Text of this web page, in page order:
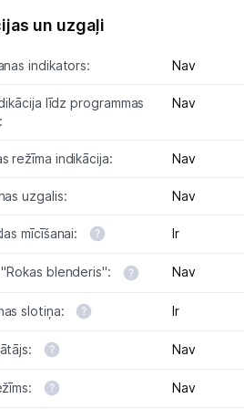
un uzgaļi
indikators: Nav
līdz programmas
Nav
režīma indikācija: Nav
uzgalis: Nav
mīcīšanai: Ir
blenderis": Nav
slotiņa: Ir
Nav
Nav